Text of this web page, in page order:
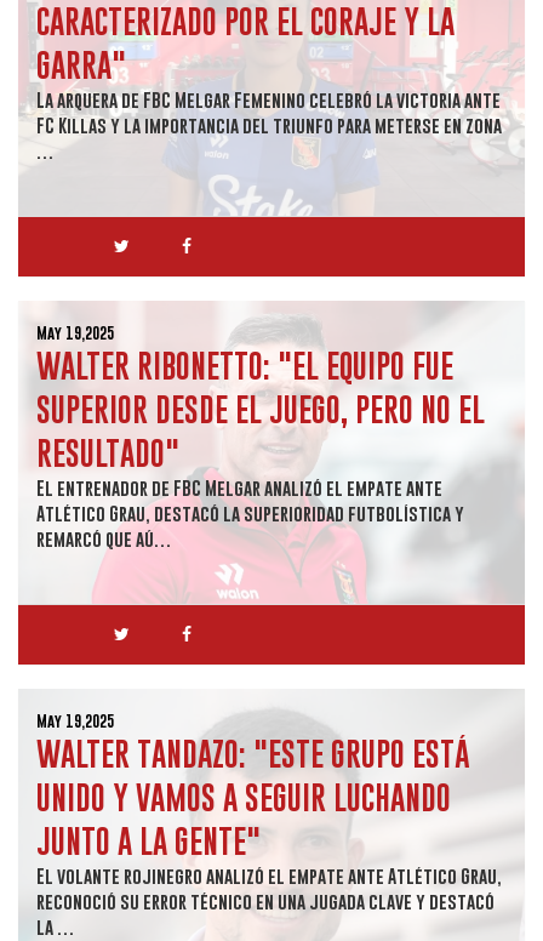
CARACTERIZADO POR EL CORAJE Y LA
GARRA"
La arquera de FBC Melgar Femenino celebró la victoria ante
FC Killas y la importancia del triunfo para meterse en zona
May 19,2025
WALTER RIBONETTO: "EL EQUIPO FUE
SUPERIOR DESDE EL JUEGO, PERO NO EL
RESULTADO"
El entrenador de FBC Melgar analizó el empate ante
Atlético Grau, destacó la superioridad futbolística y
remarcó que aú…
May 19,2025
WALTER TANDAZO: "ESTE GRUPO ESTÁ
UNIDO Y VAMOS A SEGUIR LUCHANDO
JUNTO A LA GENTE"
El volante rojinegro analizó el empate ante Atlético Grau,
reconoció su error técnico en una jugada clave y destacó
la …